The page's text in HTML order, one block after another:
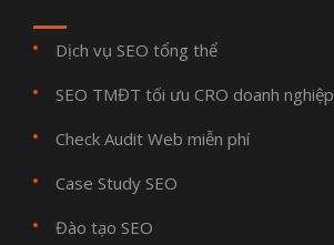
Dịch vụ SEO tổng thể
SEO TMĐT tối ưu CRO doanh nghiệp
Check Audit Web miễn phí
Case Study SEO
Đào tạo SEO